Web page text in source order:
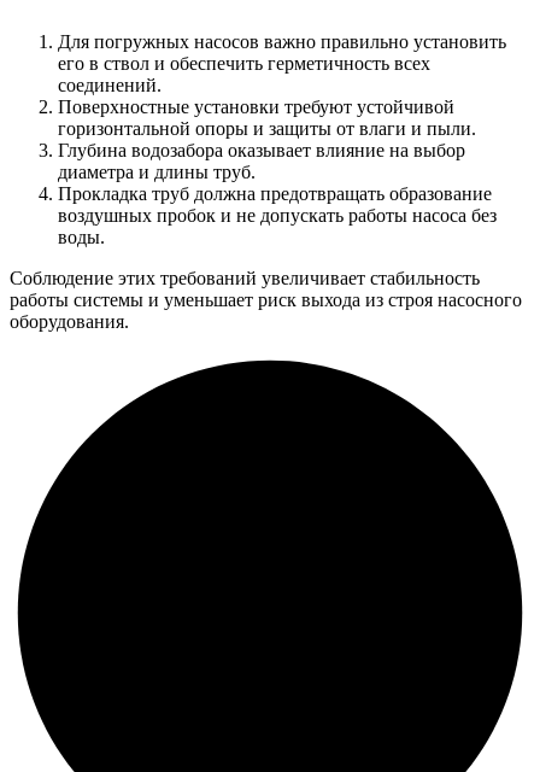
Для погружных насосов важно правильно установить
его в ствол и обеспечить герметичность всех
соединений.
Поверхностные установки требуют устойчивой
горизонтальной опоры и защиты от влаги и пыли.
Глубина водозабора оказывает влияние на выбор
диаметра и длины труб.
Прокладка труб должна предотвращать образование
воздушных пробок и не допускать работы насоса без
воды.
Соблюдение этих требований увеличивает стабильность
работы системы и уменьшает риск выхода из строя насосного
оборудования.